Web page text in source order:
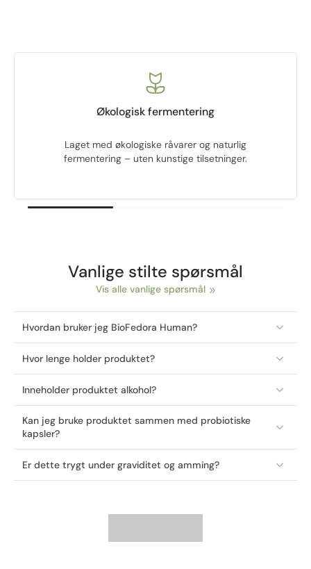
Økologisk fermentering
Laget med økologiske råvarer og naturlig
fermentering – uten kunstige tilsetninger.
Vanlige stilte spørsmål
Vis alle vanlige spørsmål
Hvordan bruker jeg BioFedora Human?
Hvor lenge holder produktet?
Inneholder produktet alkohol?
Kan jeg bruke produktet sammen med probiotiske
kapsler?
Er dette trygt under graviditet og amming?